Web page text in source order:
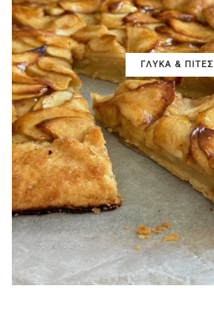
ΓΛΥΚΑ & ΠΙΤΕΣ